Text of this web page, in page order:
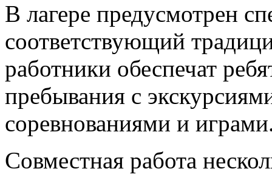
В лагере предусмотрен
соответствующий
работники обеспечат
пребывания с
соревнованиями и
Совместная работа